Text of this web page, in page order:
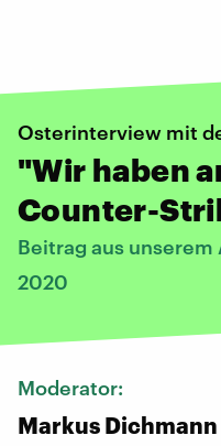
Osterinterview mit
"Wir haben
Counter-
Beitrag aus unserem
2020
Moderator:
Markus Dichmann